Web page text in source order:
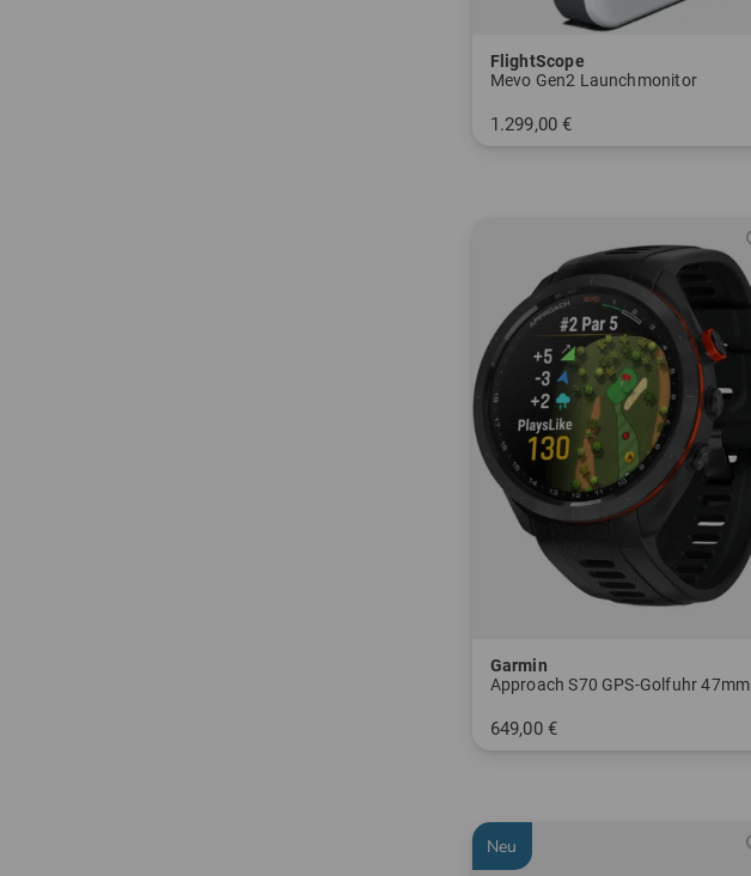
FlightScope
Mevo Gen2 Launchmonitor
1.299,00 €
Garmin
Approach S70 GPS-Golfuhr 47mm
649,00 €
Neu